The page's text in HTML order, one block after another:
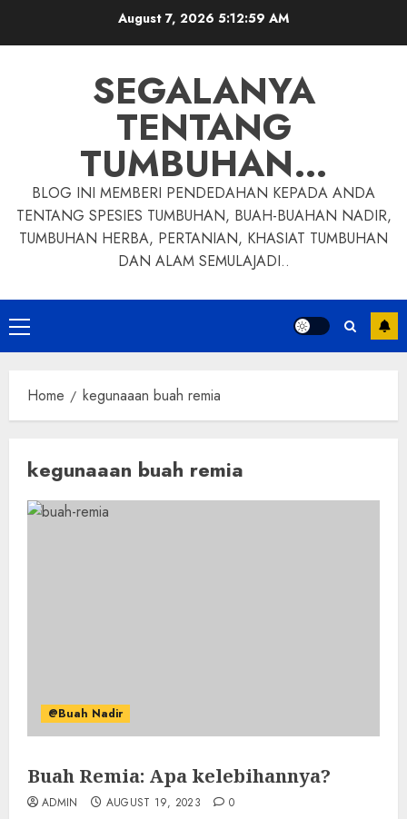
August 7, 2026 5:13:00 AM
SEGALANYA
TENTANG
TUMBUHAN…
BLOG INI MEMBERI PENDEDAHAN KEPADA ANDA
TENTANG SPESIES TUMBUHAN, BUAH-BUAHAN NADIR,
TUMBUHAN HERBA, PERTANIAN, KHASIAT TUMBUHAN
DAN ALAM SEMULAJADI..
Primary
Menu
Home kegunaaan buah remia
kegunaaan buah remia
@Buah Nadir
Buah Remia: Apa kelebihannya?
ADMIN AUGUST 19, 2023 0